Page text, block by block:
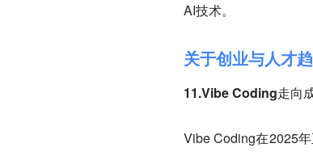
AI技术。
关于创业与人才
11.Vibe Coding走向
Vibe Coding在2025